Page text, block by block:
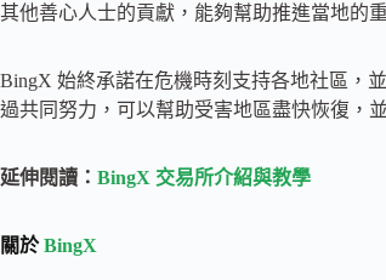
其他善心人士的貢獻，能夠幫助推進當地的重
BingX 始終承諾在危機時刻支持各地社區，
過共同努力，可以幫助受害地區盡快恢復，
延伸閱讀： BingX 交易所介紹與教學
關於 BingX